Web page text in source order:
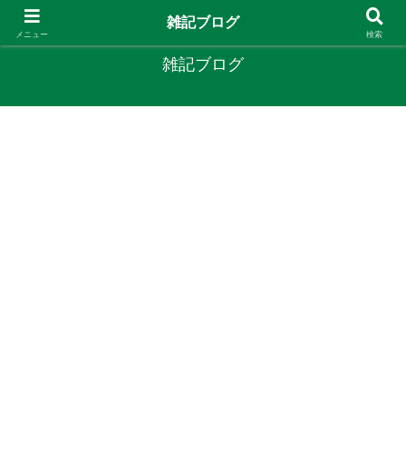
やりたいことがあるなら やってみたら？
雑記ブログ
メニュー
雑記ブログ
検索